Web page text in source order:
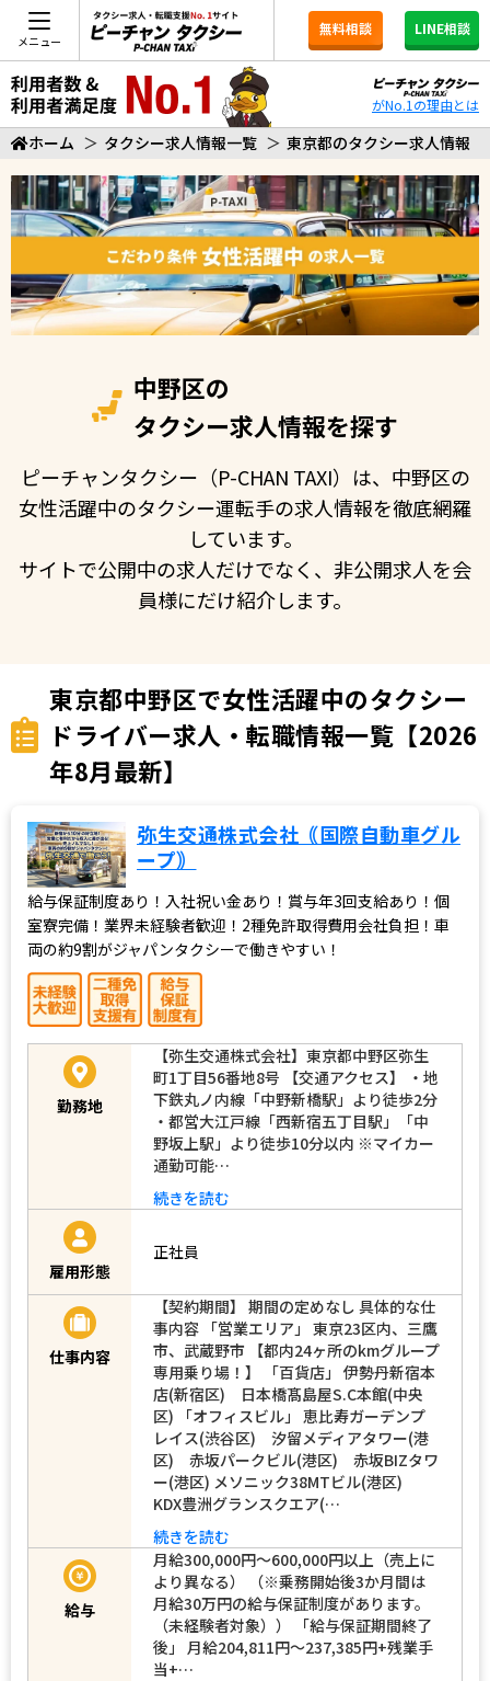
メニュー
無料相談 LINE相談
がNo.1の理由とは
ホーム ＞ タクシー求人情報一覧 ＞ 東京都のタクシー求人情報
中野区の
タクシー求人情報を探す
ピーチャンタクシー（P-CHAN TAXI）は、中野区の
女性活躍中のタクシー運転手の求人情報を徹底網羅
しています。
サイトで公開中の求人だけでなく、非公開求人を会
員様にだけ紹介します。
東京都中野区で女性活躍中のタクシー
ドライバー求人・転職情報一覧【2026
年8月最新】
弥生交通株式会社｟国際自動車グル
ープ｠
給与保証制度あり！入社祝い金あり！賞与年3回支給あり！個
室寮完備！業界未経験者歓迎！2種免許取得費用会社負担！車
両の約9割がジャパンタクシーで働きやすい！
勤務地
【弥生交通株式会社】東京都中野区弥生
町1丁目56番地8号 【交通アクセス】 ・地
下鉄丸ノ内線「中野新橋駅」より徒歩2分
・都営大江戸線「西新宿五丁目駅」「中
野坂上駅」より徒歩10分以内 ※マイカー
通勤可能…
続きを読む
雇用形態
正社員
仕事内容
【契約期間】 期間の定めなし 具体的な仕
事内容 「営業エリア」 東京23区内、三鷹
市、武蔵野市 【都内24ヶ所のkmグループ
専用乗り場！】 「百貨店」 伊勢丹新宿本
店(新宿区) 日本橋髙島屋S.C本館(中央
区) 「オフィスビル」 恵比寿ガーデンプ
レイス(渋谷区) 汐留メディアタワー(港
区) 赤坂パークビル(港区) 赤坂BIZタワ
ー(港区) メソニック38MTビル(港区)
KDX豊洲グランスクエア(…
続きを読む
給与
月給300,000円～600,000円以上（売上に
より異なる） （※乗務開始後3か月間は
月給30万円の給与保証制度があります。
（未経験者対象）） 「給与保証期間終了
後」 月給204,811円～237,385円+残業手
当+…